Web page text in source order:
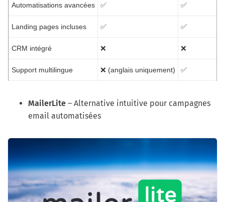
Automatisations avancées ✅ ✅
Landing pages incluses ✅ ✅
CRM intégré ❌ ❌
Support multilingue ❌ (anglais uniquement) ✅
MailerLite – Alternative intuitive pour campagnes
email automatisées